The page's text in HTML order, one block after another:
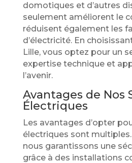
domotiques et d’autres
seulement améliorent le
réduisent également les
d’électricité. En
Lille, vous optez pour un
expertise technique et
l’avenir.
Avantages de Nos
Électriques
Les avantages d’opter
électriques sont
nous garantissons une
grâce à des installations